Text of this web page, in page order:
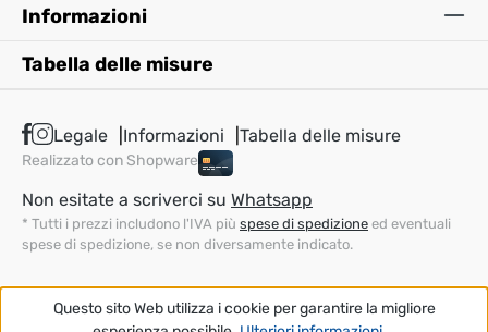
Informazioni
Tabella delle misure
Legale Informazioni Tabella delle misure
Realizzato con Shopware
Non esitate a scriverci su Whatsapp
* Tutti i prezzi includono l'IVA più spese di spedizione ed eventuali
spese di spedizione, se non diversamente indicato.
Questo sito Web utilizza i cookie per garantire la migliore